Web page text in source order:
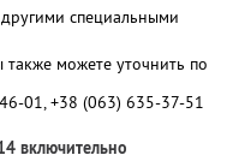
специальными
можете уточнить по
01, +38 (063) 635-37-51
включительно